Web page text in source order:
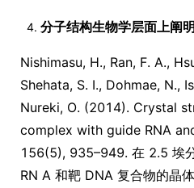
分子结构生物学层面上阐明
Nishimasu, H., Ran, F. A.,
Shehata, S. I., Dohmae, N.,
Nureki, O. (2014). Crystal
complex with guide RNA
156(5), 935–949. 在 2.5 埃
RN A 和靶 DNA 复合物的晶